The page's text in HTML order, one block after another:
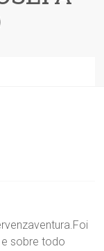
sobre todo